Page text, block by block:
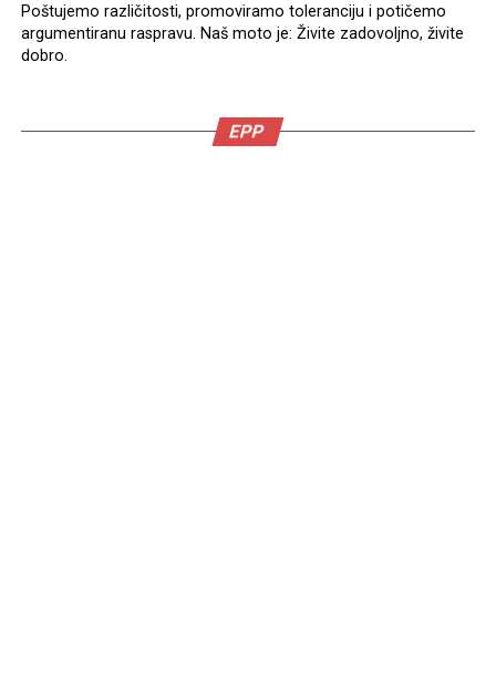
Poštujemo različitosti, promoviramo toleranciju i potičemo
argumentiranu raspravu. Naš moto je: Živite zadovoljno, živite
dobro.
EPP